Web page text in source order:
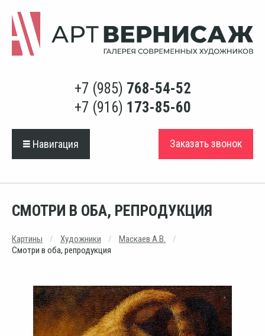
+7 (985) 768-54-52
+7 (916) 173-85-60
Навигация Заказать звонок
СМОТРИ В ОБА, РЕПРОДУКЦИЯ
Картины Художники
Маскаев А.В.
Смотри в оба, репродукция